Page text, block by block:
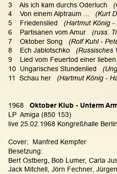
3    Als ich kam durchs Oderluch
4    Von einem Alptraum ...
(Kurt
5    Friedenslied
(Hartmut König
6    Partisanen vom Amur
(russ.
7    Oktober Song
(Rolf Kuhl -
8    Ech Jablotschko
(Russisches
9    Lied vom Feuertod einer
10  Ungarisches Stundenlied
11  Schau her
(Hartmut König -
1968 Oktober Klub - Unterm
LP  Amiga (850 153)
live 25.02.1968 Kongreßhalle
Cover:  Manfred Kempfer
Besetzung:
Bert Ostberg, Bob Lumer, Carla
Jack Mitchell, Jörn Fechner,